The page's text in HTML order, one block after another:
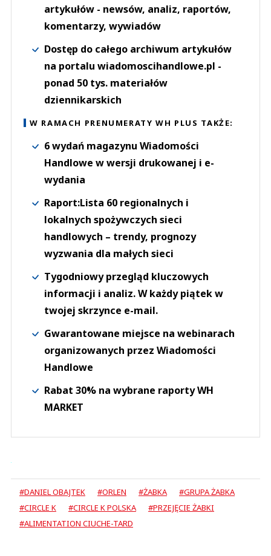
artykułów - newsów, analiz, raportów,
komentarzy, wywiadów
Dostęp do całego archiwum artykułów
na portalu wiadomoscihandlowe.pl -
ponad 50 tys. materiałów
dziennikarskich
W RAMACH PRENUMERATY WH PLUS TAKŻE:
6 wydań magazynu Wiadomości
Handlowe w wersji drukowanej i e-
wydania
Raport:Lista 60 regionalnych i
lokalnych spożywczych sieci
handlowych – trendy, prognozy
wyzwania dla małych sieci
Tygodniowy przegląd kluczowych
informacji i analiz. W każdy piątek w
twojej skrzynce e-mail.
Gwarantowane miejsce na webinarach
organizowanych przez Wiadomości
Handlowe
Rabat 30% na wybrane raporty WH
MARKET
#DANIEL OBAJTEK #ORLEN #ŻABKA
#GRUPA ŻABKA
#CIRCLE K
#CIRCLE K POLSKA
#PRZEJĘCIE ŻABKI
#ALIMENTATION CIUCHE-TARD